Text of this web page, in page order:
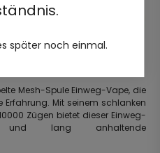
später noch einmal.
Mesh-Spule Einweg-Vape, die
Mit seinem schlanken
Zügen bietet dieser Einweg-
lang anhaltende